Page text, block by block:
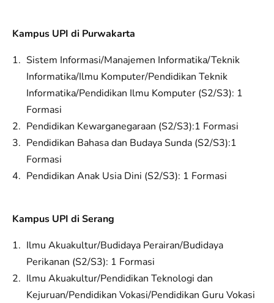
Kampus UPI di Purwakarta
Sistem Informasi/Manajemen Informatika/Teknik
Informatika/Ilmu Komputer/Pendidikan Teknik
Informatika/Pendidikan Ilmu Komputer (S2/S3): 1
Formasi
Pendidikan Kewarganegaraan (S2/S3):1 Formasi
Pendidikan Bahasa dan Budaya Sunda (S2/S3):1
Formasi
Pendidikan Anak Usia Dini (S2/S3): 1 Formasi
Kampus UPI di Serang
Ilmu Akuakultur/Budidaya Perairan/Budidaya
Perikanan (S2/S3): 1 Formasi
Ilmu Akuakultur/Pendidikan Teknologi dan
Kejuruan/Pendidikan Vokasi/Pendidikan Guru Vokasi